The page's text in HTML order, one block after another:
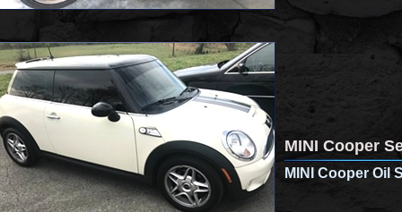
MINI Cooper
MINI Cooper Oil